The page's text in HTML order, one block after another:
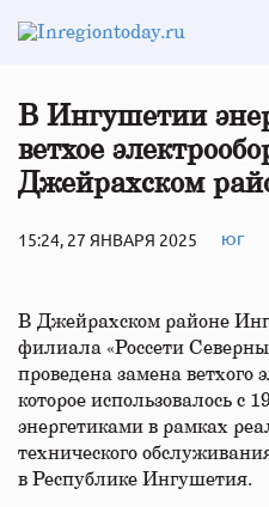
В Ингушетии
ветхое
Джейрахском
15:24, 27 ЯНВАРЯ 2025 ЮГ
В Джейрахском районе
филиала «Россети
проведена замена ветхого
которое использовалось с
энергетиками в рамках
технического
в Республике Ингушетия.